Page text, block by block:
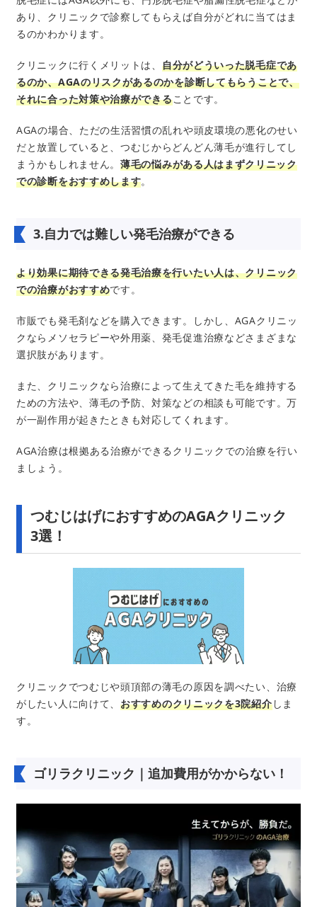
あり、クリニックで診察してもらえば自分がどれに当てはま
るのかわかります。
クリニックに行くメリットは、 自分がどういった脱毛症であ
るのか、AGAのリスクがあるのかを診断してもらうことで、
それに合った対策や治療ができることです。
AGAの場合、ただの生活習慣の乱れや頭皮環境の悪化のせい
だと放置していると、つむじからどんどん薄毛が進行してし
まうかもしれません。 薄毛の悩みがある人はまずクリニック
での診断をおすすめします。
3.自力では難しい発毛治療ができる
より効果に期待できる発毛治療を行いたい人は、クリニック
での治療がおすすめです。
市販でも発毛剤などを購入できます。しかし、AGAクリニッ
クならメソセラピーや外用薬、発毛促進治療などさまざまな
選択肢があります。
また、クリニックなら治療によって生えてきた毛を維持する
ための方法や、薄毛の予防、対策などの相談も可能です。万
が一副作用が起きたときも対応してくれます。
AGA治療は根拠ある治療ができるクリニックでの治療を行い
ましょう。
つむじはげにおすすめのAGAクリニック
3選！
クリニックでつむじや頭頂部の薄毛の原因を調べたい、治療
がしたい人に向けて、 おすすめのクリニックを3院紹介しま
す。
ゴリラクリニック｜追加費用がかからない！